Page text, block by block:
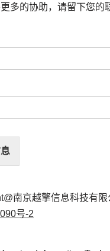
多的协助，请留下您的
南京越擎信息科技有限
号-2